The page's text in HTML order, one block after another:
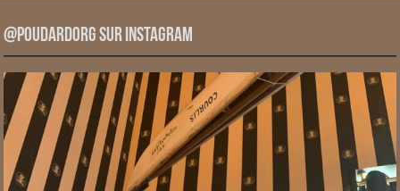
@PoudardOrg sur Instagram